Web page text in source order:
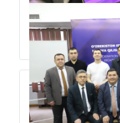
mavzusida
ikki kunlik seminar-trening
0
2